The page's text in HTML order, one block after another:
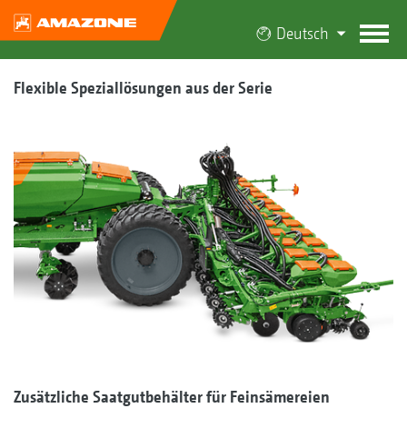
Deutsch
Flexible Speziallösungen aus der Serie
Zusätzliche Saatgutbehälter für Feinsämereien